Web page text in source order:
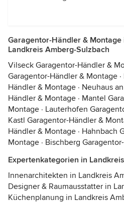
Garagentor-Händler &
Landkreis Amberg-Sulzbach
Vilseck Garagentor-Händler &
Garagentor-Händler & Montage ·
Händler & Montage · Neuhaus
Händler & Montage · Mantel
Montage · Lauterhofen
Kastl Garagentor-Händler &
Händler & Montage · Hahnbach
Montage · Bischberg
Expertenkategorien in
Innenarchitekten in Landkreis
Designer & Raumausstatter in
Küchenplanung in Landkreis